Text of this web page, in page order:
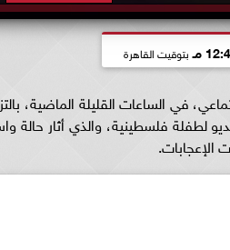
مـ بتوقيت القاهرة
في الساعات القليلة الماضية،
لطفلة فلسطينية، والذي أثار حالة
الإعجابات.